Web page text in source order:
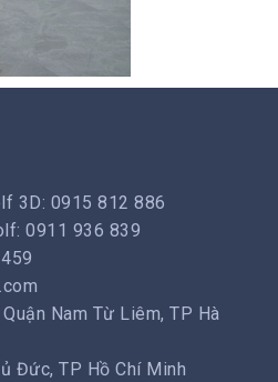
3D: 0915 812 886
0911 936 839
Nam Từ Liêm, TP Hà
Đức, TP Hồ Chí Minh